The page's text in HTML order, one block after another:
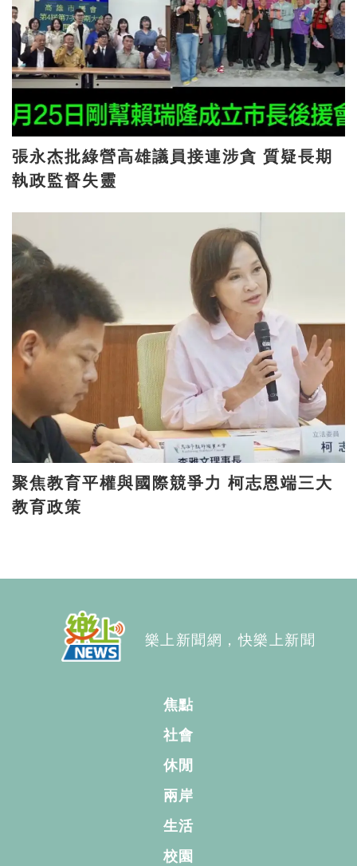
張永杰批綠營高雄議員接連涉貪 質疑長期
執政監督失靈
聚焦教育平權與國際競爭力 柯志恩端三大
教育政策
樂上新聞網，快樂上新聞
焦點
社會
休閒
兩岸
生活
校園